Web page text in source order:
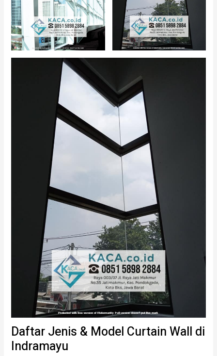
Daftar Jenis & Model Curtain Wall di
Indramayu